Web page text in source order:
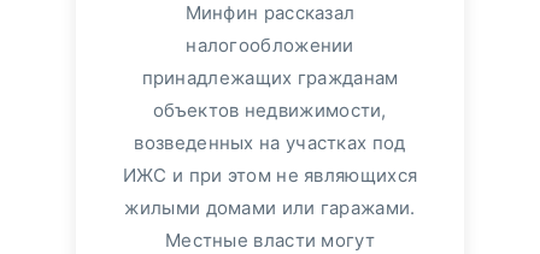
Минфин рассказал
налогообложении
принадлежащих гражданам
объектов недвижимости,
возведенных на участках под
ИЖС и при этом не являющихся
жилыми домами или гаражами.
Местные власти могут